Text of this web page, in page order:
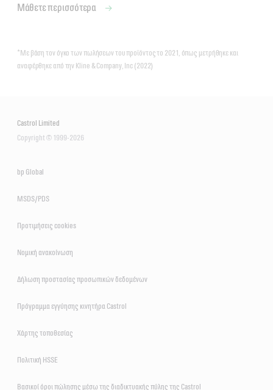
Μάθετε περισσότερα
*Με βάση τον όγκο των πωλήσεων του προϊόντος το 2021, όπως μετρήθηκε και
αναφέρθηκε από την Kline & Company, Inc (2022)
Castrol Limited
Copyright © 1999-2026
bp Global
MSDS/PDS
Προτιμήσεις cookies
Νομική ανακοίνωση
Δήλωση προστασίας προσωπικών δεδομένων
Πρόγραμμα εγγύησης κινητήρα Castrol
Χάρτης τοποθεσίας
Πολιτική HSSE
Βασικοί όροι πώλησης μέσω της διαδικτυακής πύλης της Castrol